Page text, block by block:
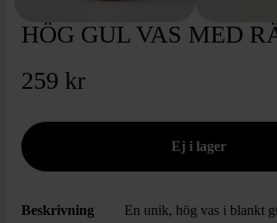
HÖG GUL VAS MED
259 kr
Beskrivning
En unik, hög vas i blankt